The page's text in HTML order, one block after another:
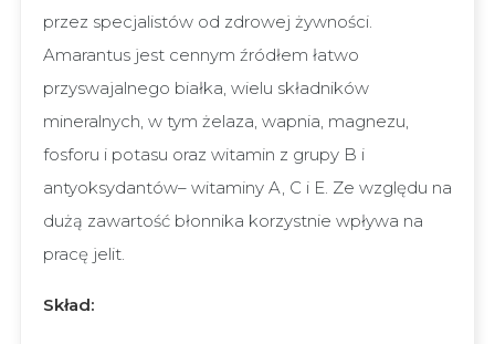
przez specjalistów od zdrowej żywności.
Amarantus jest cennym źródłem łatwo
przyswajalnego białka, wielu składników
mineralnych, w tym żelaza, wapnia, magnezu,
fosforu i potasu oraz witamin z grupy B i
antyoksydantów– witaminy A, C i E. Ze względu na
dużą zawartość błonnika korzystnie wpływa na
pracę jelit.
Skład: